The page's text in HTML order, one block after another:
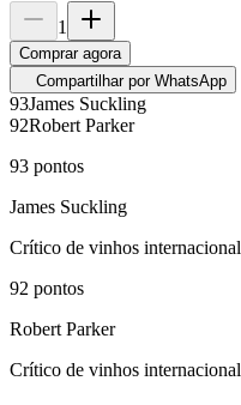
1
Comprar agora
Compartilhar por WhatsApp
93James Suckling
92Robert Parker
93 pontos
James Suckling
Crítico de vinhos internacional
92 pontos
Robert Parker
Crítico de vinhos internacional